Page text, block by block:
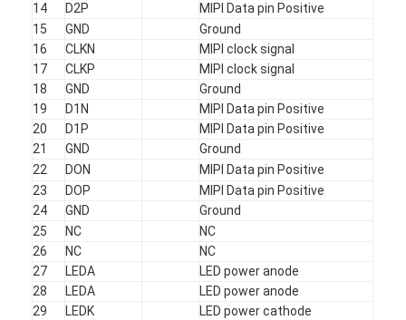
비디오
우리 에 관한 것
공장 투어
품질 관리
저희와 연락
뉴스
사례
견적 요청
14
D2P
MIPI Data pin Positive
15
GND
Ground
16
CLKN
MIPI clock signal
17
CLKP
MIPI clock signal
18
GND
Ground
19
D1N
MIPI Data pin Positive
20
D1P
MIPI Data pin Positive
21
GND
Ground
22
DON
MIPI Data pin Positive
23
DOP
MIPI Data pin Positive
24
GND
Ground
25
NC
NC
26
NC
NC
27
LEDA
LED power anode
28
LEDA
LED power anode
29
LEDK
LED power cathode